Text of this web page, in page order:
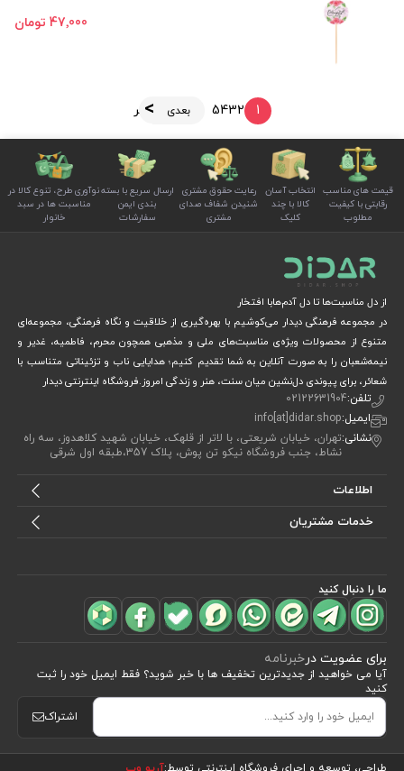
مشاهده محصولات(480)
47٬000 تومان
1
2
3
4
5 بعدی آخر
قیمت های مناسب
رقابتی با کیفیت
مطلوب
انتخاب آسان
کالا با چند
کلیک
رعایت حقوق مشتری
شنیدن شفاف صدای
مشتری
ارسال سریع با بسته
بندی ایمن
سفارشات
نوآوری طرح، تنوع کالا در
مناسبت ها در سبد
خانوار
از دل مناسبت‌ها تا دل آدم‌هابا افتخار
در مجموعه فرهنگی دیدار می‌کوشیم با بهره‌گیری از خلاقیت و نگاه فرهنگی، مجموعه‌ای
متنوع از محصولات ویژه‌ی مناسبت‌های ملی و مذهبی همچون محرم، فاطمیه، غدیر و
نیمه‌شعبان را به صورت آنلاین به شما تقدیم کنیم؛ هدایایی ناب و تزئیناتی متناسب با
شعائر، برای پیوندی دل‌نشین میان سنت، هنر و زندگی امروز.فروشگاه اینترنتی دیدار
تلفن:02122631904
ایمیل:info[at]didar.shop
نشانی:تهران، خیابان شریعتی، با لاتر از قلهک، خیابان شهید کلاهدوز، سه راه
نشاط، جنب فروشگاه نیکو تن پوش، پلاک 357،طبقه اول شرقی
اطلاعات
خدمات مشتریان
ما را دنبال کنید
برای عضویت درخبرنامه
آیا می خواهید از جدید‌ترین تخفیف‌ ها با‌ خبر شوید؟ فقط ایمیل خود را ثبت
کنید
اشتراک